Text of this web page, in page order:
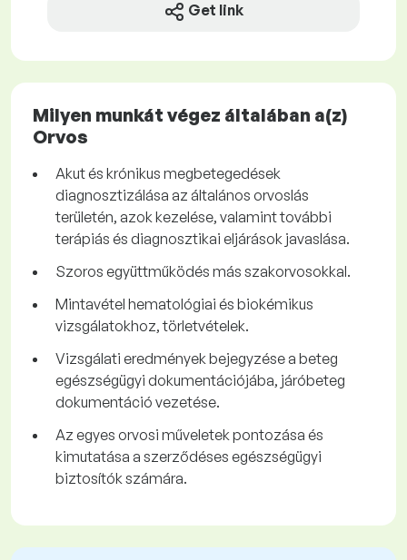
Get link
Milyen munkát végez általában a(z)
Orvos
Akut és krónikus megbetegedések
diagnosztizálása az általános orvoslás
területén, azok kezelése, valamint további
terápiás és diagnosztikai eljárások javaslása.
Szoros együttműködés más szakorvosokkal.
Mintavétel hematológiai és biokémikus
vizsgálatokhoz, törletvételek.
Vizsgálati eredmények bejegyzése a beteg
egészségügyi dokumentációjába, járóbeteg
dokumentáció vezetése.
Az egyes orvosi műveletek pontozása és
kimutatása a szerződéses egészségügyi
biztosítók számára.